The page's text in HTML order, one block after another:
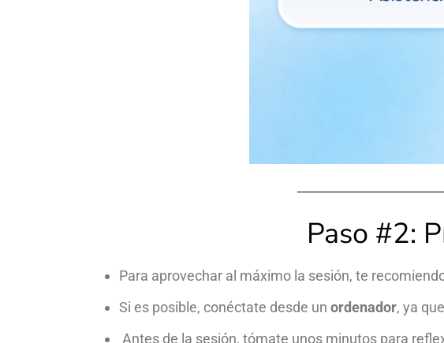
Paso #2:
Para aprovechar al máximo la sesión, te
Si es posible, conéctate desde un ordenador, ya
Antes de la sesión, tómate unos minutos para